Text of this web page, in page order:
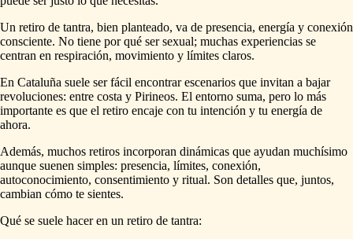
Un retiro de tantra, bien planteado, va de presencia, energía y conexión
consciente. No tiene por qué ser sexual; muchas experiencias se
centran en respiración, movimiento y límites claros.
En Cataluña suele ser fácil encontrar escenarios que invitan a bajar
revoluciones: entre costa y Pirineos. El entorno suma, pero lo más
importante es que el retiro encaje con tu intención y tu energía de
ahora.
Además, muchos retiros incorporan dinámicas que ayudan muchísimo
aunque suenen simples: presencia, límites, conexión,
autoconocimiento, consentimiento y ritual. Son detalles que, juntos,
cambian cómo te sientes.
Qué se suele hacer en un retiro de tantra: